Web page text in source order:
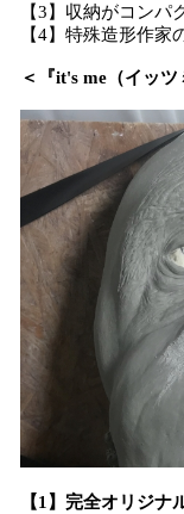
【3】収納がコンパ
【4】特殊造形作
＜『it's me（イッ
【1】完全オリジナ